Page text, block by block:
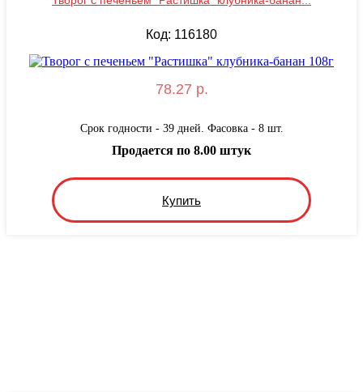
Код: 116180
78.27 р.
Срок годности - 39 дней. Фасовка - 8 шт.
Купить
Продается по 8.00 штук